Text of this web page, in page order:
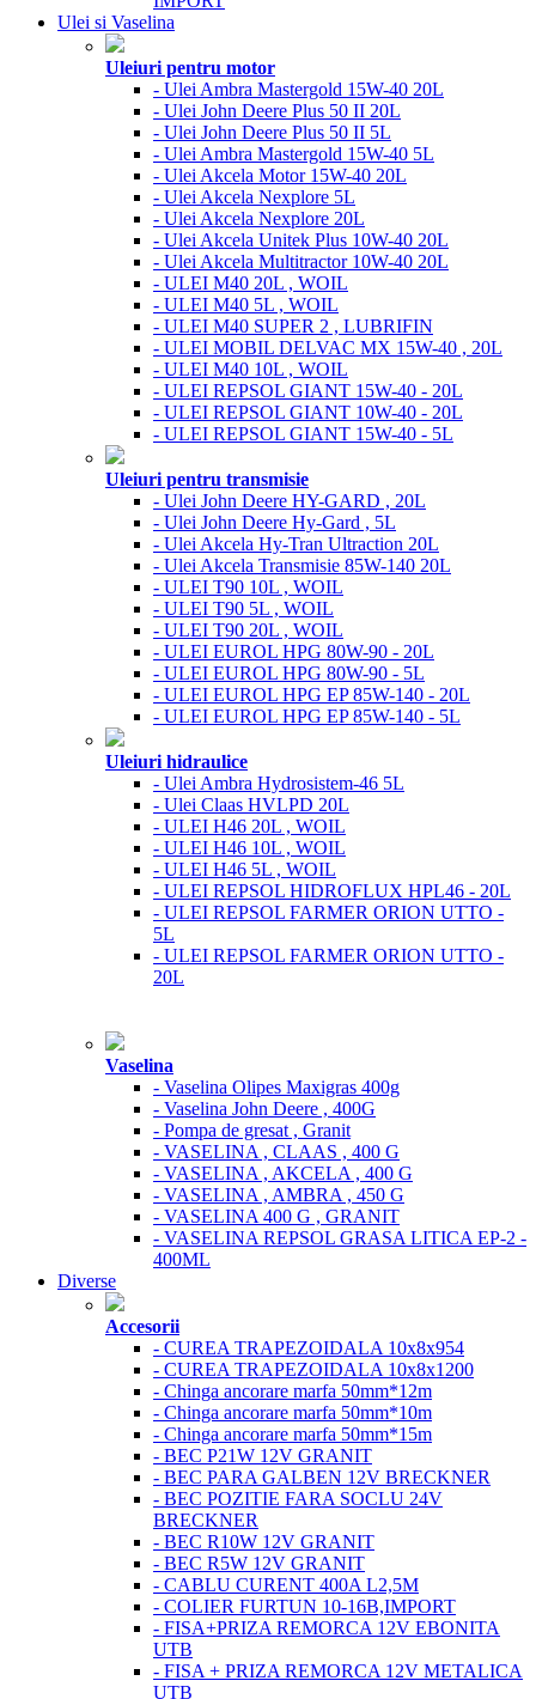
Ulei si Vaselina
Uleiuri pentru motor
- Ulei Ambra Mastergold 15W-40 20L
- Ulei John Deere Plus 50 II 20L
- Ulei John Deere Plus 50 II 5L
- Ulei Ambra Mastergold 15W-40 5L
- Ulei Akcela Motor 15W-40 20L
- Ulei Akcela Nexplore 5L
- Ulei Akcela Nexplore 20L
- Ulei Akcela Unitek Plus 10W-40 20L
- Ulei Akcela Multitractor 10W-40 20L
- ULEI M40 20L , WOIL
- ULEI M40 5L , WOIL
- ULEI M40 SUPER 2 , LUBRIFIN
- ULEI MOBIL DELVAC MX 15W-40 , 20L
- ULEI M40 10L , WOIL
- ULEI REPSOL GIANT 15W-40 - 20L
- ULEI REPSOL GIANT 10W-40 - 20L
- ULEI REPSOL GIANT 15W-40 - 5L
Uleiuri pentru transmisie
- Ulei John Deere HY-GARD , 20L
- Ulei John Deere Hy-Gard , 5L
- Ulei Akcela Hy-Tran Ultraction 20L
- Ulei Akcela Transmisie 85W-140 20L
- ULEI T90 10L , WOIL
- ULEI T90 5L , WOIL
- ULEI T90 20L , WOIL
- ULEI EUROL HPG 80W-90 - 20L
- ULEI EUROL HPG 80W-90 - 5L
- ULEI EUROL HPG EP 85W-140 - 20L
- ULEI EUROL HPG EP 85W-140 - 5L
Uleiuri hidraulice
- Ulei Ambra Hydrosistem-46 5L
- Ulei Claas HVLPD 20L
- ULEI H46 20L , WOIL
- ULEI H46 10L , WOIL
- ULEI H46 5L , WOIL
- ULEI REPSOL HIDROFLUX HPL46 - 20L
- ULEI REPSOL FARMER ORION UTTO -
5L
- ULEI REPSOL FARMER ORION UTTO -
20L
Vaselina
- Vaselina Olipes Maxigras 400g
- Vaselina John Deere , 400G
- Pompa de gresat , Granit
- VASELINA , CLAAS , 400 G
- VASELINA , AKCELA , 400 G
- VASELINA , AMBRA , 450 G
- VASELINA 400 G , GRANIT
- VASELINA REPSOL GRASA LITICA EP-2 -
400ML
Diverse
Accesorii
- CUREA TRAPEZOIDALA 10x8x954
- CUREA TRAPEZOIDALA 10x8x1200
- Chinga ancorare marfa 50mm*12m
- Chinga ancorare marfa 50mm*10m
- Chinga ancorare marfa 50mm*15m
- BEC P21W 12V GRANIT
- BEC PARA GALBEN 12V BRECKNER
- BEC POZITIE FARA SOCLU 24V
BRECKNER
- BEC R10W 12V GRANIT
- BEC R5W 12V GRANIT
- CABLU CURENT 400A L2,5M
- COLIER FURTUN 10-16B,IMPORT
- FISA+PRIZA REMORCA 12V EBONITA
UTB
- FISA + PRIZA REMORCA 12V METALICA
UTB